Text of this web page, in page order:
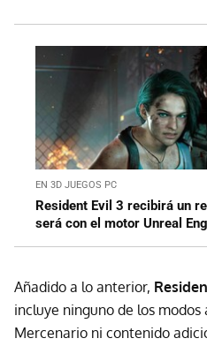
EN 3D JUEGOS PC
Resident Evil 3 recibirá un
será con el motor Unreal
Añadido a lo anterior,
incluye ninguno de los
Mercenario ni contenido